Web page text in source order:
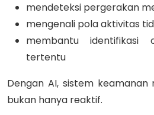
mendeteksi pergerakan
mengenali pola aktivitas
membantu identifikasi
tertentu
Dengan AI, sistem
bukan hanya reaktif.